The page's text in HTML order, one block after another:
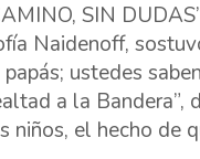
SIN
Naidenoff,
ustedes
a la Bandera”,
niños, el hecho de